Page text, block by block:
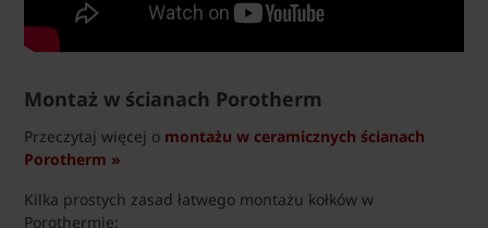
Montaż w ścianach Porotherm
Przeczytaj więcej o montażu w ceramicznych ścianach
Porotherm »
Kilka prostych zasad łatwego montażu kołków w
Porothermie: